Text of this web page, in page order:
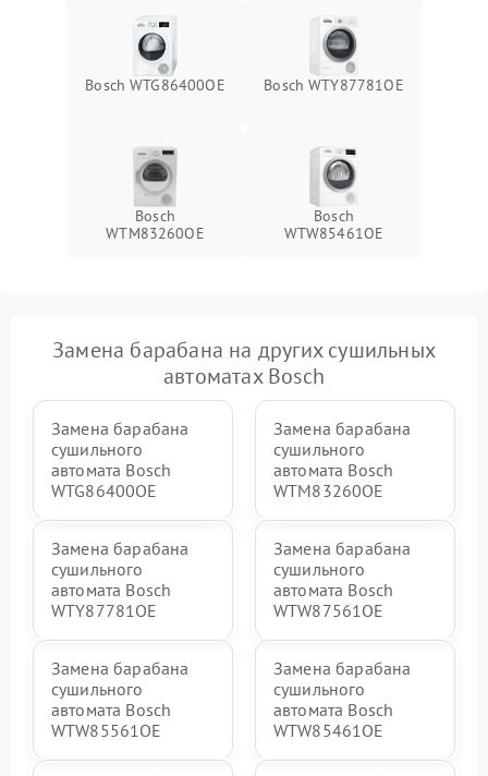
Bosch WTG86400OE Bosch WTY87781OE
Bosch
WTM83260OE
Bosch
WTW85461OE
Замена барабана на других сушильных
автоматах Bosch
Замена барабана
сушильного
автомата Bosch
WTG86400OE
Замена барабана
сушильного
автомата Bosch
WTM83260OE
Замена барабана
сушильного
автомата Bosch
WTY87781OE
Замена барабана
сушильного
автомата Bosch
WTW87561OE
Замена барабана
сушильного
автомата Bosch
WTW85561OE
Замена барабана
сушильного
автомата Bosch
WTW85461OE